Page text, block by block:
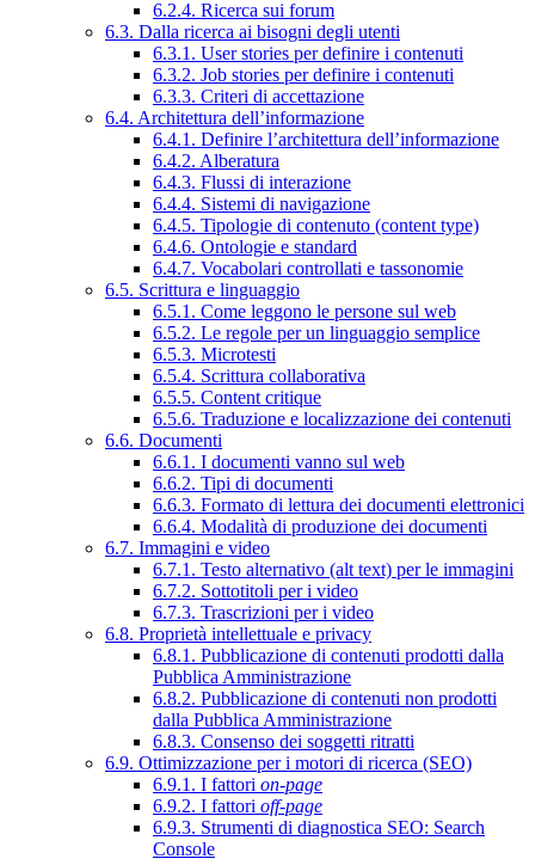
6.2.4. Ricerca sui forum
6.3. Dalla ricerca ai bisogni degli utenti
6.3.1. User stories per definire i contenuti
6.3.2. Job stories per definire i contenuti
6.3.3. Criteri di accettazione
6.4. Architettura dell’informazione
6.4.1. Definire l’architettura dell’informazione
6.4.2. Alberatura
6.4.3. Flussi di interazione
6.4.4. Sistemi di navigazione
6.4.5. Tipologie di contenuto (content type)
6.4.6. Ontologie e standard
6.4.7. Vocabolari controllati e tassonomie
6.5. Scrittura e linguaggio
6.5.1. Come leggono le persone sul web
6.5.2. Le regole per un linguaggio semplice
6.5.3. Microtesti
6.5.4. Scrittura collaborativa
6.5.5. Content critique
6.5.6. Traduzione e localizzazione dei contenuti
6.6. Documenti
6.6.1. I documenti vanno sul web
6.6.2. Tipi di documenti
6.6.3. Formato di lettura dei documenti elettronici
6.6.4. Modalità di produzione dei documenti
6.7. Immagini e video
6.7.1. Testo alternativo (alt text) per le immagini
6.7.2. Sottotitoli per i video
6.7.3. Trascrizioni per i video
6.8. Proprietà intellettuale e privacy
6.8.1. Pubblicazione di contenuti prodotti dalla
Pubblica Amministrazione
6.8.2. Pubblicazione di contenuti non prodotti
dalla Pubblica Amministrazione
6.8.3. Consenso dei soggetti ritratti
6.9. Ottimizzazione per i motori di ricerca (SEO)
6.9.1. I fattori on-page
6.9.2. I fattori off-page
6.9.3. Strumenti di diagnostica SEO: Search
Console